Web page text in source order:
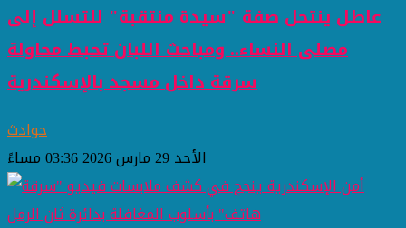
عاطل ينتحل صفة "سيدة منتقبة" للتسلل إلى
مصلى النساء.. ومباحث اللبان تحبط محاولة
سرقة داخل مسجد بالإسكندرية
حوادث
الأحد 29 مارس 2026 03:36 مساءً